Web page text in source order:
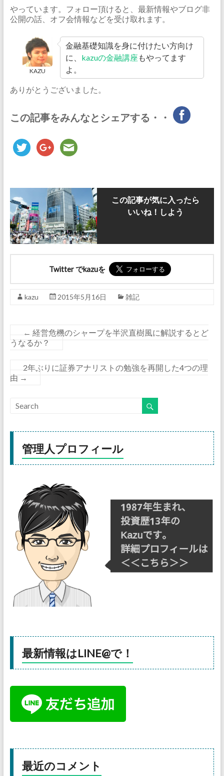
やっています。フォロー頂けると、最新情報やブログ非
公開の話、オフ会情報などを受け取れます。
KAZU
金融基礎知識を身に付けたい方向け
に、 kazuの金融講座 もやってます
よ。
ありがとうございました。
この記事をみんなとシェアする・・
この記事が気に入ったら
いいね！しよう
Twitter でkazuを
kazu 2015年5月16日 雑記
← 経営危機のシャープを半沢直樹風に解説するとど
うなるか？
2年ぶりに証券アナリストの勉強を再開した4つの理
由 →
管理人プロフィール
最新情報はLINE@で！
最近のコメント